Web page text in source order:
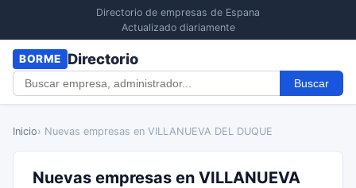
Directorio de empresas de Espana
Actualizado diariamente
BORME Directorio
Buscar
Inicio› Nuevas empresas en VILLANUEVA DEL DUQUE
Nuevas empresas en VILLANUEVA